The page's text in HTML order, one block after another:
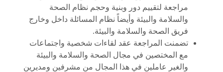
مراجعة لتقييم دور وبنية وحجم نظام الصحة
والسلامة والبيئة وأيضاً نظام المسائلة داخل وخارج
فريق الصحة والسلامة والبيئة.
تضمنت المراجعة عقد لقاءات شخصية واجتماعات
مع المختصين في مجال الصحة والسلامة والبيئة
والغير عاملين في هذا المجال من مشرفين ومديرين